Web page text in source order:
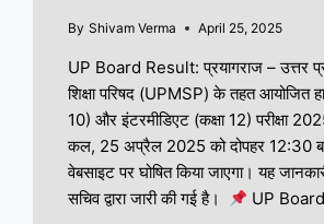
By Shivam Verma April 25, 2025
UP Board Result: प्रयागराज – उत्तर
शिक्षा परिषद (UPMSP) के तहत आयोजित
10) और इंटरमीडिएट (कक्षा 12) परीक्षा
कल, 25 अप्रैल 2025 को दोपहर 12:30
वेबसाइट पर घोषित किया जाएगा। यह
सचिव द्वारा जारी की गई है।
UP